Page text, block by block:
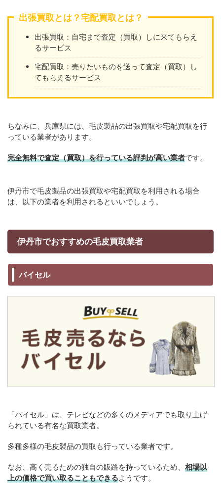
出張買取とは？宅配買取とは？
出張買取：自宅まで査定（買取）しに来てもらえ
るサービス
宅配買取：売りたいものを送って査定（買取）し
てもらえるサービス
ちなみに、兵庫県には、毛皮製品の出張買取や宅配買取を行
っている業者があります。
完全無料で査定（買取）を行っている評判が高い業者です。
伊丹市で毛皮製品の出張買取や宅配買取を利用される場合
は、以下の業者を利用されるといいでしょう。
伊丹市でおすすめの毛皮買取業者
バイセル
「バイセル」は、テレビなどの多くのメディアでも取り上げ
られている有名な買取業者。
多種多様の毛皮製品の買取も行っている業者です。
なお、高く売るための独自の販路を持っているため、 相場以
上の価格で買い取ることもできるようです。